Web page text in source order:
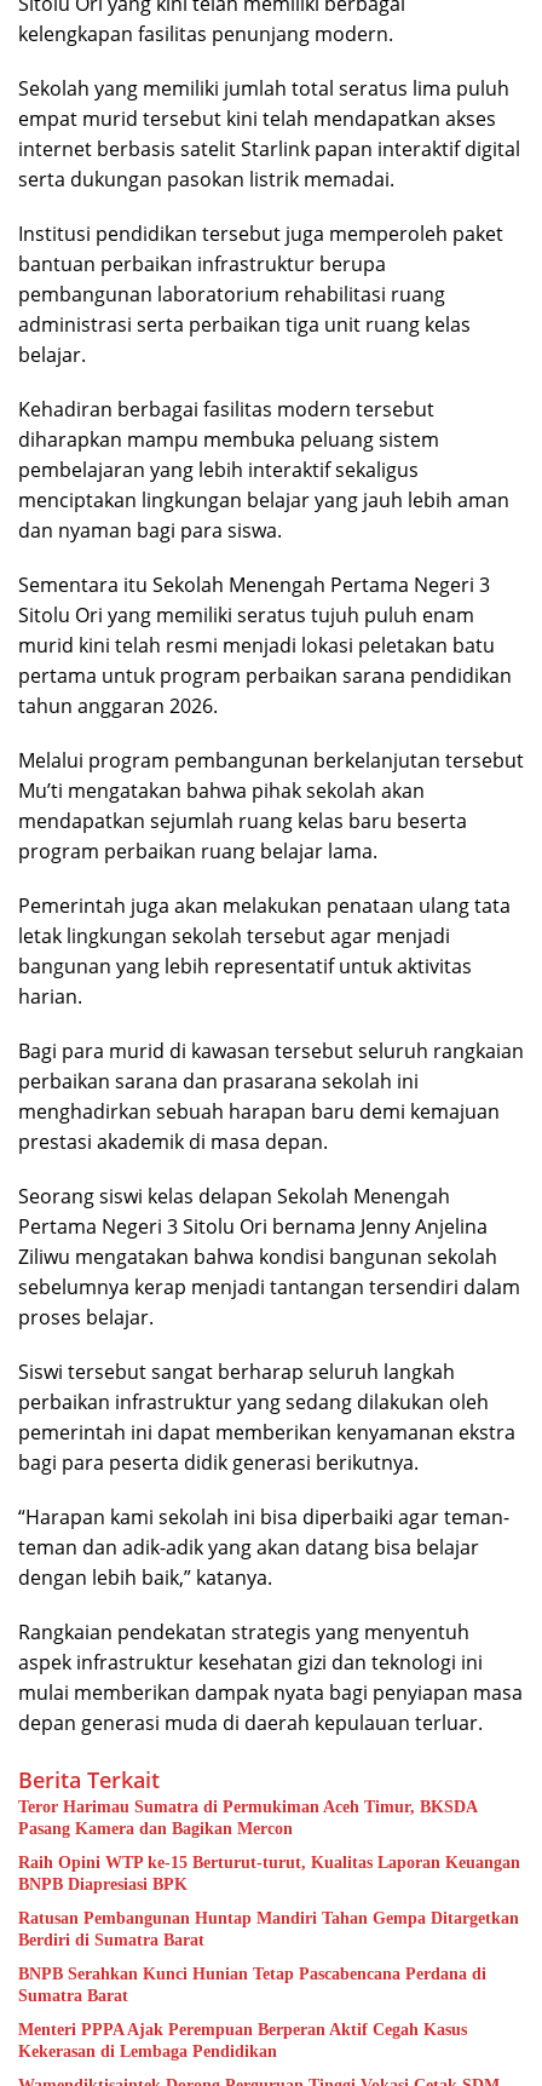
kelengkapan fasilitas penunjang modern.
Sekolah yang memiliki jumlah total seratus lima puluh
empat murid tersebut kini telah mendapatkan akses
internet berbasis satelit Starlink papan interaktif digital
serta dukungan pasokan listrik memadai.
Institusi pendidikan tersebut juga memperoleh paket
bantuan perbaikan infrastruktur berupa
pembangunan laboratorium rehabilitasi ruang
administrasi serta perbaikan tiga unit ruang kelas
belajar.
Kehadiran berbagai fasilitas modern tersebut
diharapkan mampu membuka peluang sistem
pembelajaran yang lebih interaktif sekaligus
menciptakan lingkungan belajar yang jauh lebih aman
dan nyaman bagi para siswa.
Sementara itu Sekolah Menengah Pertama Negeri 3
Sitolu Ori yang memiliki seratus tujuh puluh enam
murid kini telah resmi menjadi lokasi peletakan batu
pertama untuk program perbaikan sarana pendidikan
tahun anggaran 2026.
Melalui program pembangunan berkelanjutan tersebut
Mu’ti mengatakan bahwa pihak sekolah akan
mendapatkan sejumlah ruang kelas baru beserta
program perbaikan ruang belajar lama.
Pemerintah juga akan melakukan penataan ulang tata
letak lingkungan sekolah tersebut agar menjadi
bangunan yang lebih representatif untuk aktivitas
harian.
Bagi para murid di kawasan tersebut seluruh rangkaian
perbaikan sarana dan prasarana sekolah ini
menghadirkan sebuah harapan baru demi kemajuan
prestasi akademik di masa depan.
Seorang siswi kelas delapan Sekolah Menengah
Pertama Negeri 3 Sitolu Ori bernama Jenny Anjelina
Ziliwu mengatakan bahwa kondisi bangunan sekolah
sebelumnya kerap menjadi tantangan tersendiri dalam
proses belajar.
Siswi tersebut sangat berharap seluruh langkah
perbaikan infrastruktur yang sedang dilakukan oleh
pemerintah ini dapat memberikan kenyamanan ekstra
bagi para peserta didik generasi berikutnya.
“Harapan kami sekolah ini bisa diperbaiki agar teman-
teman dan adik-adik yang akan datang bisa belajar
dengan lebih baik,” katanya.
Rangkaian pendekatan strategis yang menyentuh
aspek infrastruktur kesehatan gizi dan teknologi ini
mulai memberikan dampak nyata bagi penyiapan masa
depan generasi muda di daerah kepulauan terluar.
Berita Terkait
Teror Harimau Sumatra di Permukiman Aceh Timur, BKSDA
Pasang Kamera dan Bagikan Mercon
Raih Opini WTP ke-15 Berturut-turut, Kualitas Laporan Keuangan
BNPB Diapresiasi BPK
Ratusan Pembangunan Huntap Mandiri Tahan Gempa Ditargetkan
Berdiri di Sumatra Barat
BNPB Serahkan Kunci Hunian Tetap Pascabencana Perdana di
Sumatra Barat
Menteri PPPA Ajak Perempuan Berperan Aktif Cegah Kasus
Kekerasan di Lembaga Pendidikan